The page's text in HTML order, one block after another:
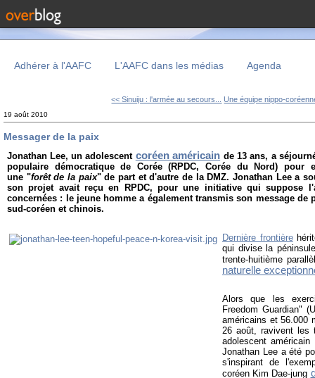
Adhérer à l'AAFC L'AAFC dans les médias Agenda
<< Sinuiju : l'armée au secours... Une équipe nippo-
19 août 2010
Messager de la paix
Jonathan Lee, un adolescent coréen américain de 13 ans, a
populaire démocratique de Corée (RPDC, Corée du Nord) pour
une "forêt de la paix" de part et d'autre de la DMZ. Jonathan Lee a
son projet avait reçu en RPDC, pour une initiative qui suppose
concernées : le jeune homme a également transmis son message de
sud-coréen et chinois.
Dernière frontière
qui divise la
trente-huitième
naturelle
Alors que les
Freedom Guardian"
américains et 56.000
26 août, ravivent les
adolescent
Jonathan Lee a été
s'inspirant de
coréen Kim Dae-jung